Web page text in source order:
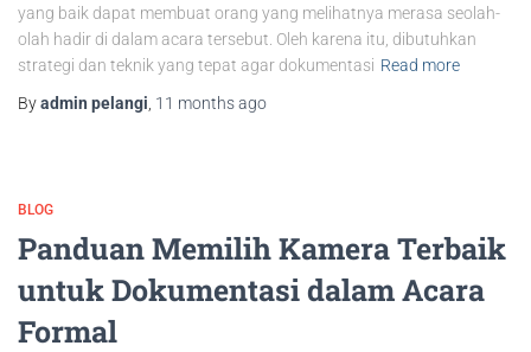
yang baik dapat membuat orang yang melihatnya merasa seolah-
olah hadir di dalam acara tersebut. Oleh karena itu, dibutuhkan
strategi dan teknik yang tepat agar dokumentasi Read more
Byadmin pelangi 11 monthsago
BLOG
Panduan Memilih Kamera Terbaik
untuk Dokumentasi dalam Acara
Formal